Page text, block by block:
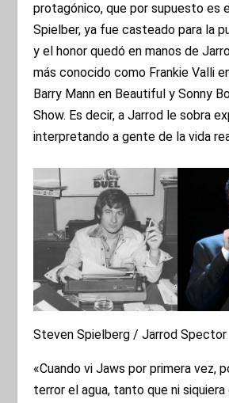
protagónico, que por supuesto es
Spielber, ya fue casteado para la
y el honor quedó en manos de
más conocido como Frankie Valli
Barry Mann en Beautiful y Sonny
Show. Es decir, a Jarrod le sobra
interpretando a gente de la vida
Steven Spielberg / Jarrod Spector
«Cuando vi Jaws por primera vez,
terror el agua, tanto que ni